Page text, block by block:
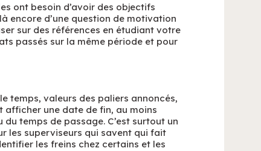
ont besoin d’avoir des objectifs
encore d’une question de motivation
sur des références en étudiant votre
passés sur la même période et pour
temps, valeurs des paliers annoncés,
une date de fin, au moins
du temps de passage. C’est surtout un
les superviseurs qui savent qui fait
les freins chez certains et les